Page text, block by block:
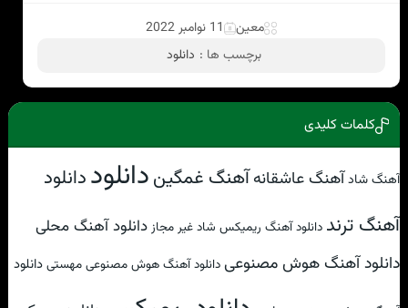
معین 11 نوامبر 2022
برچسب ها : دانلود
کلمات کلیدی
آهنگ شادآهنگ عاشقانهآهنگ غمگیندانلوددانلود
آهنگ ترند دانلود آهنگ ریمیکس شاد غیر مجازدانلود آهنگ محلی
دانلود آهنگ هوش مصنوعیدانلود آهنگ هوش مصنوعی مهستیدانلود